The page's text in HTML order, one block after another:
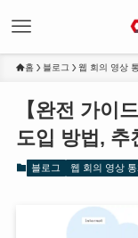
홈 블로그 웹 회의 영상
【완전 가이
도입 방법, 추
블로그 웹 회의 영상